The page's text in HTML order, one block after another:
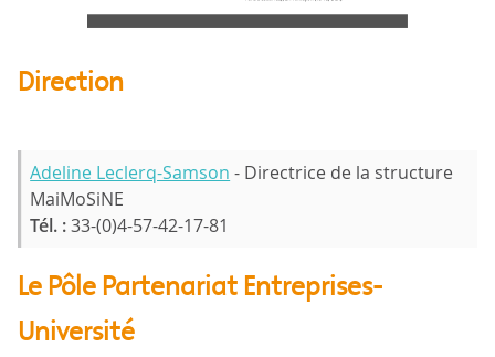
Direction
Adeline Leclerq-Samson - Directrice de la structure
MaiMoSiNE
Tél. :33-(0)4-57-42-17-81
Le Pôle Partenariat Entreprises-
Université